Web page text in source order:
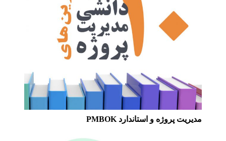
مدیریت پروژه و استاندارد PMBOK